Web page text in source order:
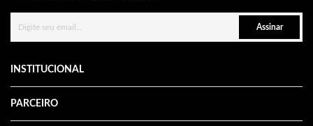
Assinar
INSTITUCIONAL
PARCEIRO